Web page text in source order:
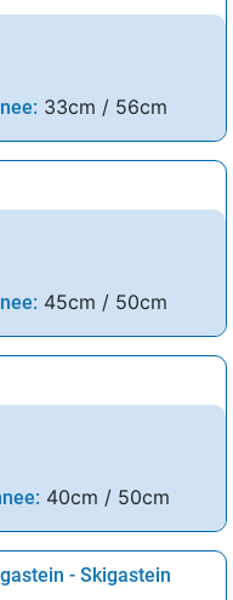
33cm / 56cm
45cm / 50cm
40cm / 50cm
- Skigastein